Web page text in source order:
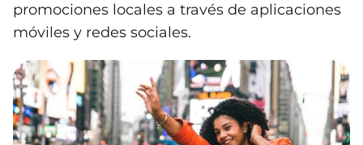
promociones locales a través de aplicaciones
móviles y redes sociales.